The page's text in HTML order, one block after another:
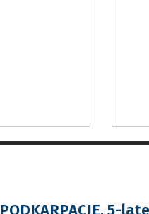
PODKARPACIE. 5-